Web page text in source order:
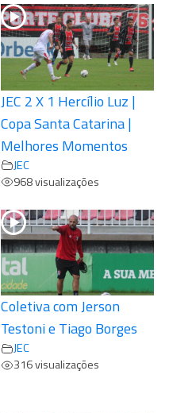
JEC 2 X 1 Hercílio Luz |
Copa Santa Catarina |
Melhores Momentos
JEC
968 visualizações
Coletiva com Jerson
Testoni e Tiago Borges
JEC
316 visualizações